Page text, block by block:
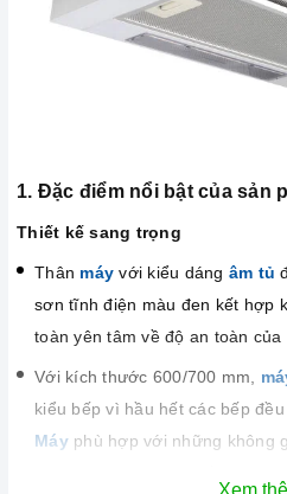
1. Đặc điểm nổi bật của sản
Thiết kế sang trọng
Thân máy với kiểu dáng âm tủ
sơn tĩnh điện màu đen kết hợp
toàn yên tâm về độ an toàn của
Với kích thước 600/700 mm,
kiểu bếp vì hầu hết các bếp
Máyphù hợp với những không
Xem